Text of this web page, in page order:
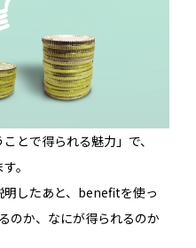
とで得られる魅力」で、
。
したあと、benefitを使っ
のか、なにが得られるのか